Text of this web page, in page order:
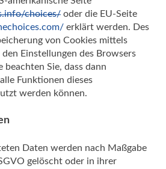
choices/ oder die EU-Seite
erklärt werden. Des
von Cookies mittels
Einstellungen des Browsers
Sie, dass dann
Funktionen dieses
werden können.
Daten werden nach Maßgabe
gelöscht oder in ihrer